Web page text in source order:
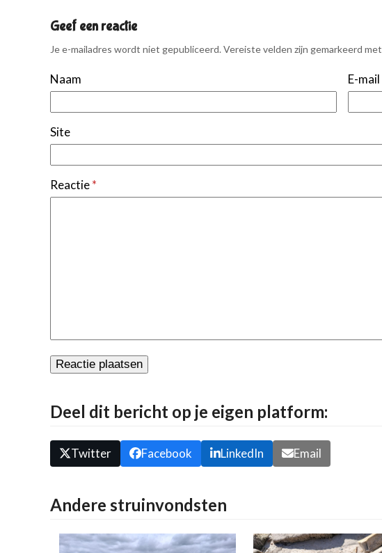
Geef een reactie
Je e-mailadres wordt niet gepubliceerd. Vereiste velden zijn gemarkeerd met
Naam E-mail
Site
Reactie*
Deel dit bericht op je eigen platform:
Twitter Facebook LinkedIn Email
Andere struinvondsten